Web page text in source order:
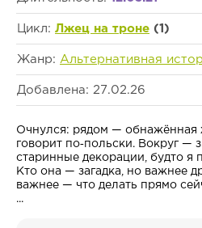
Цикл: Лжец на троне (1)
Жанр: Альтернативная
Добавлена: 27.02.26
Очнулся: рядом — обнажённая
говорит по‑польски. Вокруг —
старинные декорации, будто я
Кто она — загадка, но важнее
важнее — что делать прямо
...